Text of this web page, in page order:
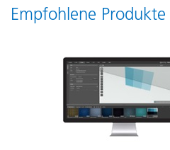
Empfohlene Produkte